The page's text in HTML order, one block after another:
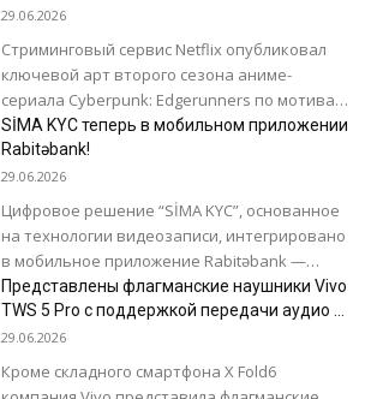
29.06.2026
Стриминговый сервис Netflix опубликовал
ключевой арт второго сезона аниме-
сериала Cyberpunk: Edgerunners по мотивам
Cyberpunk 2077, на котором изображены
новые главные герои: Уик Кингсли, Ди,...
SİMA KYC теперь в мобильном приложении
Rabitəbank!
29.06.2026
Цифровое решение “SİMA KYC”, основанное
на технологии видеозаписи, интегрировано
в мобильное приложение Rabitəbank —
Rabita mobile. Благодаря этой интеграции
пользователи смогут пользоваться
банковскими услугами без...
Представлены флагманские наушники Vivo
TWS 5 Pro с поддержкой передачи аудио по
Wi-Fi
29.06.2026
Кроме складного смартфона X Fold6